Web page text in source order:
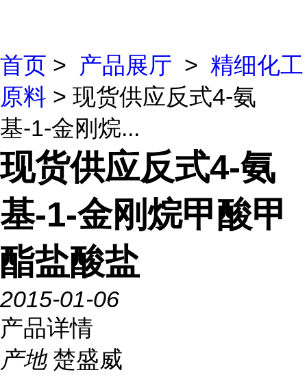
首页 > 产品展厅 > 精细化工
原料 > 现货供应反式4-氨
基-1-金刚烷...
现货供应反式4-氨
基-1-金刚烷甲酸甲
酯盐酸盐
2015-01-06
产品详情
产地 楚盛威